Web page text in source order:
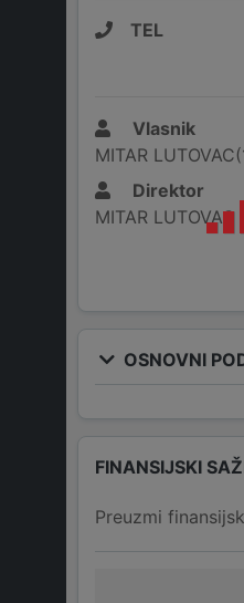
TEL
Vlasnik
MITAR
Direktor
MITAR LUTOVAC
OSNOVNI
FINANSIJSKI
Preuzmi